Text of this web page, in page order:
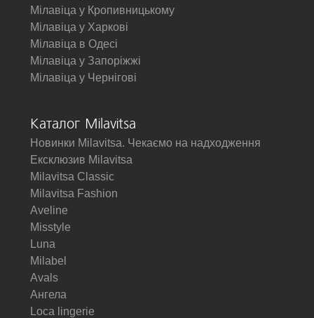
Мілавіца у Кропивницькому
Мілавіца у Харкові
Мілавіца в Одесі
Мілавіца у Запоріжжі
Мілавіца у Чернігові
Каталог Milavitsa
Новинки Milavitsa. Чекаємо на надходження
Ексклюзив Milavitsa
Milavitsa Classic
Milavitsa Fashion
Aveline
Misstyle
Luna
Milabel
Avals
Ангела
Loca lingerie